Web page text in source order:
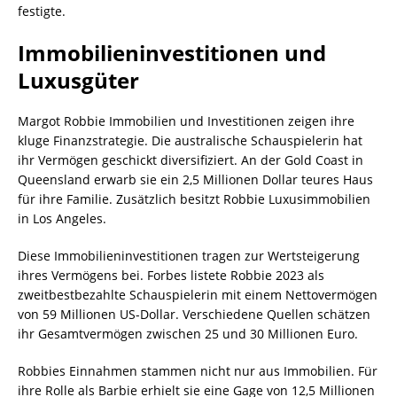
festigte.
Immobilieninvestitionen und
Luxusgüter
Margot Robbie Immobilien und Investitionen zeigen ihre
kluge Finanzstrategie. Die australische Schauspielerin hat
ihr Vermögen geschickt diversifiziert. An der Gold Coast in
Queensland erwarb sie ein 2,5 Millionen Dollar teures Haus
für ihre Familie. Zusätzlich besitzt Robbie Luxusimmobilien
in Los Angeles.
Diese Immobilieninvestitionen tragen zur Wertsteigerung
ihres Vermögens bei. Forbes listete Robbie 2023 als
zweitbestbezahlte Schauspielerin mit einem Nettovermögen
von 59 Millionen US-Dollar. Verschiedene Quellen schätzen
ihr Gesamtvermögen zwischen 25 und 30 Millionen Euro.
Robbies Einnahmen stammen nicht nur aus Immobilien. Für
ihre Rolle als Barbie erhielt sie eine Gage von 12,5 Millionen